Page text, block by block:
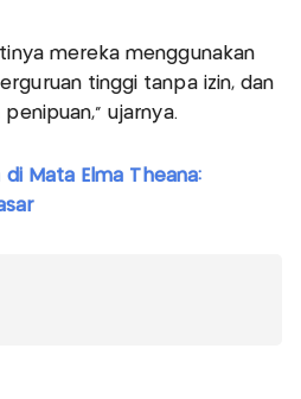
mereka menggunakan
tinggi tanpa izin, dan
ujarnya.
di Mata Elma Theana: